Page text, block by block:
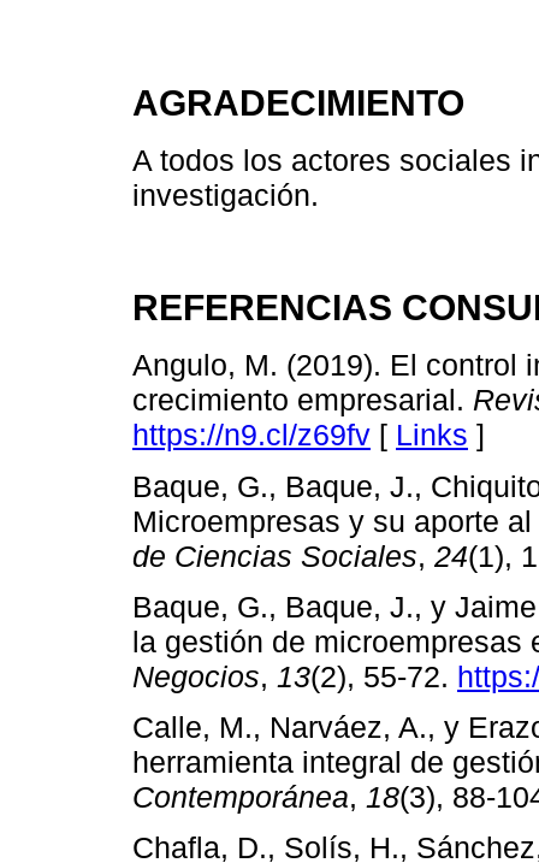
AGRADECIMIENTO
A todos los actores sociales
investigación.
REFERENCIAS
Angulo, M. (2019). El control
crecimiento empresarial.
https://n9.cl/z69fv [ Links ]
Baque, G., Baque, J.,
Microempresas y su aporte
de Ciencias Sociales, 24(1),
Baque, G., Baque, J., y
la gestión de microempresas
Negocios, 13(2), 55-72.
Calle, M., Narváez, A., y
herramienta integral de
Contemporánea, 18(3), 88-
Chafla, D., Solís, H.,